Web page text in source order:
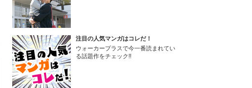
注目の人気マンガはコレだ！
ウォーカープラスで今一番読まれてい
る話題作をチェック!!